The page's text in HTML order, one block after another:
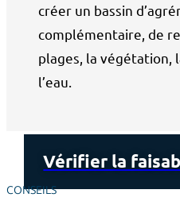
créer un bassin
complémentaire, de
plages, la végétation,
l’eau.
Vérifier la
CONSEILS